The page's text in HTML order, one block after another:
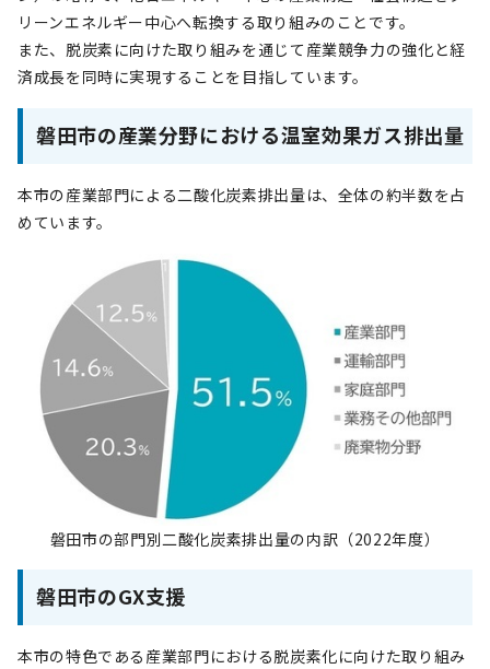
リーンエネルギー中心へ転換する取り組みのことです。
また、脱炭素に向けた取り組みを通じて産業競争力の強化と経
済成長を同時に実現することを目指しています。
磐田市の産業分野における温室効果ガス排出量
本市の産業部門による二酸化炭素排出量は、全体の約半数を占
めています。
磐田市の部門別二酸化炭素排出量の内訳（2022年度）
磐田市のGX支援
本市の特色である産業部門における脱炭素化に向けた取り組み